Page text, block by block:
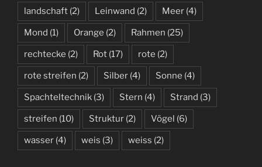
landschaft (2) Leinwand (2) Meer (4)
Mond (1) Orange (2) Rahmen (25)
rechtecke (2) Rot (17) rote (2)
rote streifen (2) Silber (4) Sonne (4)
Spachteltechnik (3) Stern (4) Strand (3)
streifen (10) Struktur (2) Vögel (6)
wasser (4) weis (3) weiss (2)